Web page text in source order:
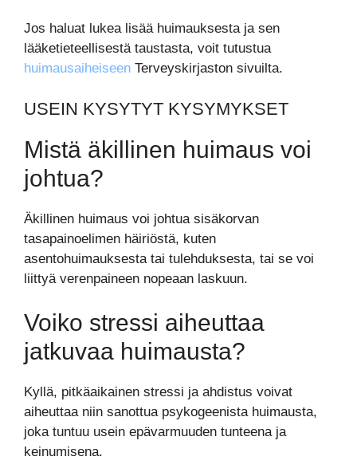
Jos haluat lukea lisää huimauksesta ja sen
lääketieteellisestä taustasta, voit tutustua
huimausaiheiseen Terveyskirjaston sivuilta.
USEIN KYSYTYT KYSYMYKSET
Mistä äkillinen huimaus voi
johtua?
Äkillinen huimaus voi johtua sisäkorvan
tasapainoelimen häiriöstä, kuten
asentohuimauksesta tai tulehduksesta, tai se voi
liittyä verenpaineen nopeaan laskuun.
Voiko stressi aiheuttaa
jatkuvaa huimausta?
Kyllä, pitkäaikainen stressi ja ahdistus voivat
aiheuttaa niin sanottua psykogeenista huimausta,
joka tuntuu usein epävarmuuden tunteena ja
keinumisena.